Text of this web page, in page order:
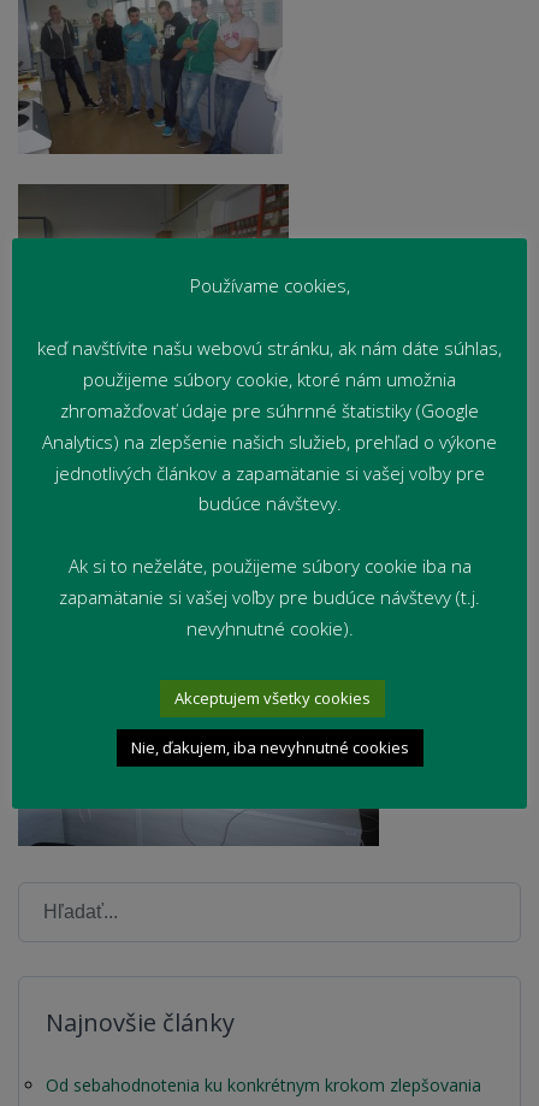
Najnovšie články
Od sebahodnotenia ku konkrétnym krokom zlepšovania
Používame cookies,
keď navštívite našu webovú stránku, ak nám dáte súhlas,
použijeme súbory cookie, ktoré nám umožnia
zhromažďovať údaje pre súhrnné štatistiky (Google
Analytics) na zlepšenie našich služieb, prehľad o výkone
jednotlivých článkov a zapamätanie si vašej voľby pre
budúce návštevy.
Ak si to neželáte, použijeme súbory cookie iba na
zapamätanie si vašej voľby pre budúce návštevy (t.j.
nevyhnutné cookie).
Akceptujem všetky cookies
Nie, ďakujem, iba nevyhnutné cookies